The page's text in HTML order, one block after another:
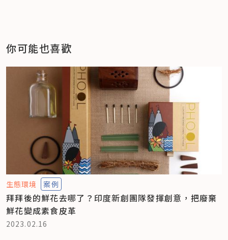
你可能也喜歡
生態環境 案例
拜拜後的鮮花去哪了？印度新創團隊發揮創意，把廢棄
鮮花變成素食皮革
2023.02.16